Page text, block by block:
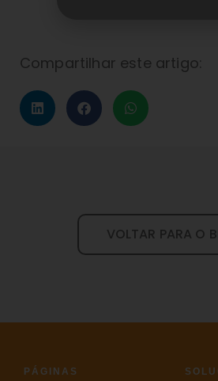
Compartilhar este artigo:
VOLTAR PARA O
PÁGINAS